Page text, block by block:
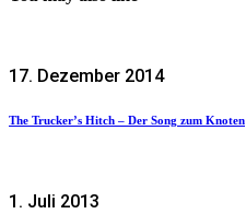
17. Dezember 2014
The Trucker’s Hitch – Der Song zum Knoten
1. Juli 2013